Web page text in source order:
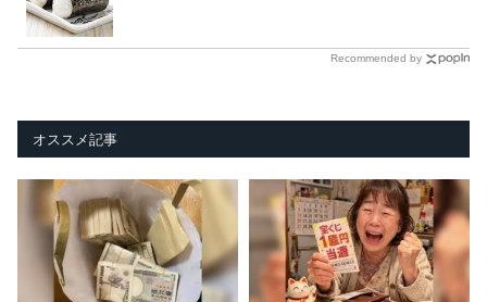
Recommended by
オススメ記事